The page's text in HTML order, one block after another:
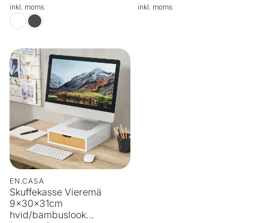
inkl. moms inkl. moms
EN.CASA
Skuffekasse Vieremä
9x30x31cm
hvid/bambuslook